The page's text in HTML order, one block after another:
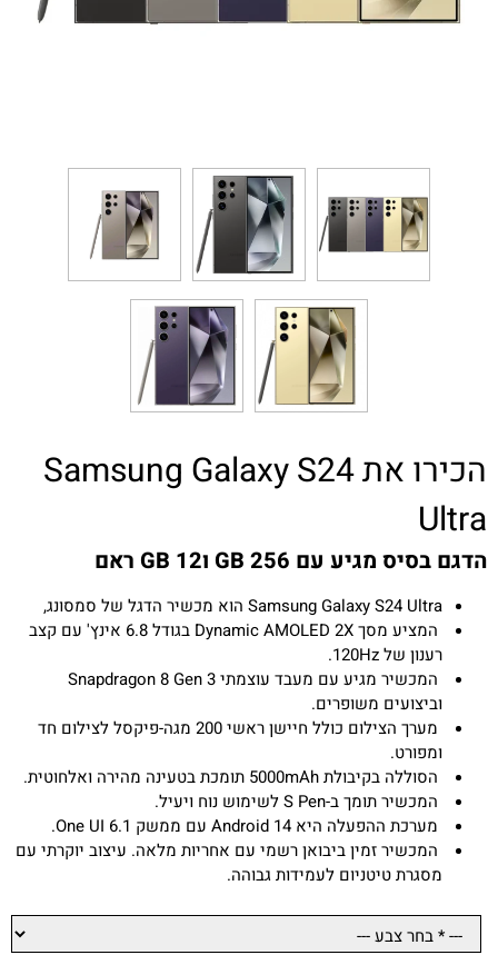
הכירו את Samsung Galaxy S24
Ultra
הדגם בסיס מגיע עם 256 GB ו12 GB ראם
Samsung Galaxy S24 Ultra הוא מכשיר הדגל של סמסונג,
המציע מסך Dynamic AMOLED 2X בגודל 6.8 אינץ' עם קצב
רענון של 120Hz.
המכשיר מגיע עם מעבד עוצמתי Snapdragon 8 Gen 3
וביצועים משופרים.
מערך הצילום כולל חיישן ראשי 200 מגה-פיקסל לצילום חד
ומפורט.
הסוללה בקיבולת 5000mAh תומכת בטעינה מהירה ואלחוטית.
המכשיר תומך ב-S Pen לשימוש נוח ויעיל.
מערכת ההפעלה היא Android 14 עם ממשק One UI 6.1.
המכשיר זמין ביבואן רשמי עם אחריות מלאה. עיצוב יוקרתי עם
מסגרת טיטניום לעמידות גבוהה.